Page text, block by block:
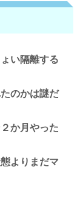
い隔離する
のかは謎だ
か月やった
よりまだマ